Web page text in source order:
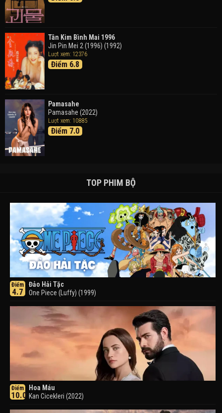
Tân Kim Bình Mai 1996
Jin Pin Mei 2 (1996) (1992)
Lượt xem: 12376
Điểm 6.8
Pamasahe
Pamasahe (2022)
Lượt xem: 10885
Điểm 7.0
TOP PHIM BỘ
Điểm
4.7
Đảo Hải Tặc
One Piece (Luffy) (1999)
Điểm
10.0
Hoa Máu
Kan Cicekleri (2022)